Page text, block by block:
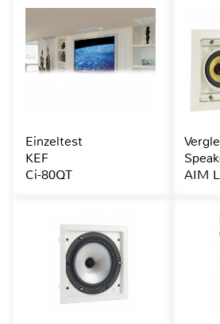
Einzeltest
KEF
Ci-80QT
AIM